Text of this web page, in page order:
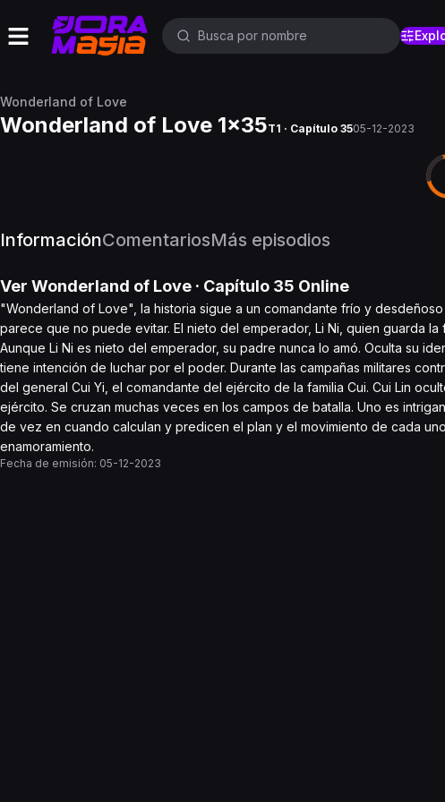
Wonderland of Love
Wonderland of Love 1x35T1 · Capítulo 3505-12-2023
InformaciónComentariosMás episodios
Ver Wonderland of Love · Capítulo 35 Online
"Wonderland of Love", la historia sigue a un comandante frío y
parece que no puede evitar. El nieto del emperador, Li Ni, quien guarda
Aunque Li Ni es nieto del emperador, su padre nunca lo amó. Oculta su
tiene intención de luchar por el poder. Durante las campañas militares
del general Cui Yi, el comandante del ejército de la familia Cui. Cui Lin
ejército. Se cruzan muchas veces en los campos de batalla. Uno es
de vez en cuando calculan y predicen el plan y el movimiento de cada
enamoramiento.
Fecha de emisión: 05-12-2023